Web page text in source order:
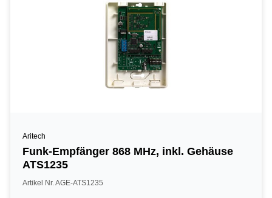
Aritech
Funk-Empfänger 868 MHz, inkl. Gehäuse
ATS1235
Artikel Nr. AGE-ATS1235